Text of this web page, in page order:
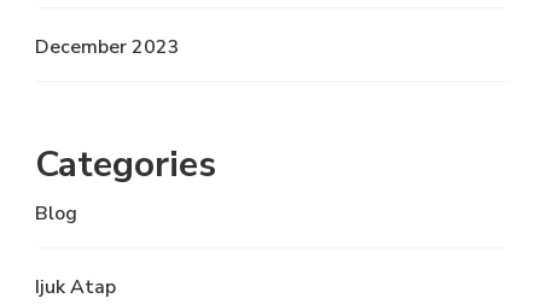
December 2023
Categories
Blog
Ijuk Atap